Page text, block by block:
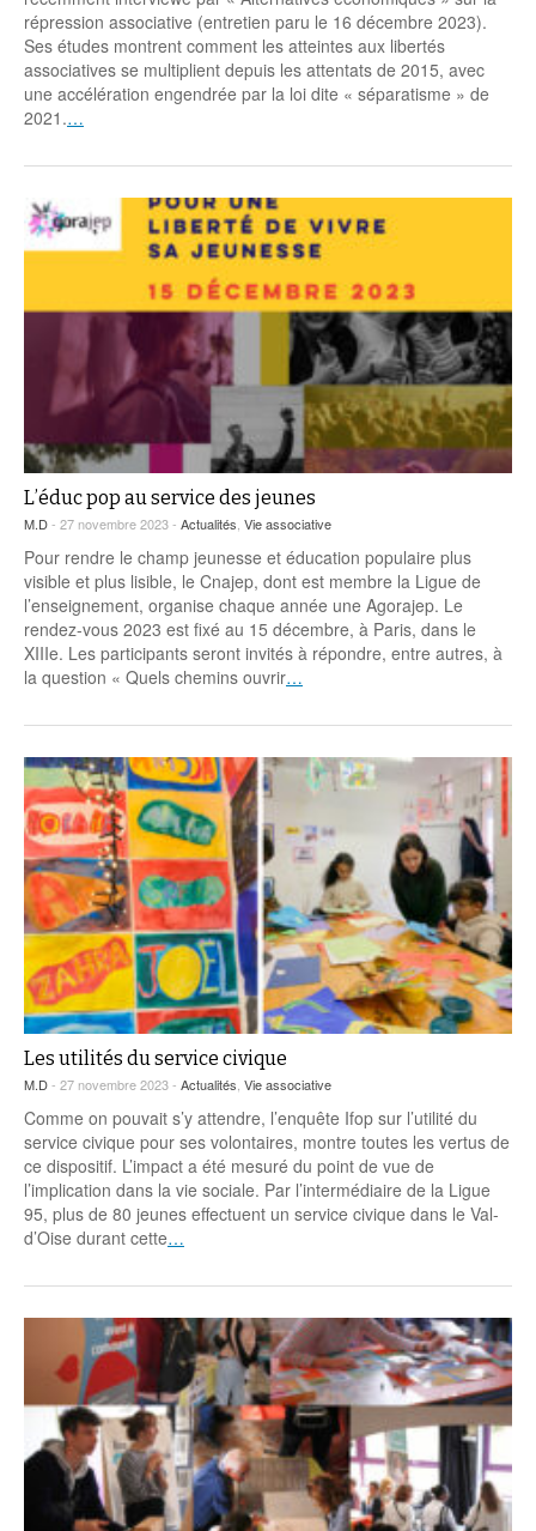
Malle pédagogique « Parcours d’exils
d’hier et d’aujourd’hui »
Espace bénévoles
Story play’r
La ligue 95 et Recyclivre
Education aux médias
Les veilleurs de l’info
Education verte
Formation Eco-délégué.es
Actualité Ecole
… Formations BAFD
Pour s’inscrire
Actualités loisirs
répression associative (entretien paru le 16 décembre 2023).
Ses études montrent comment les atteintes aux libertés
associatives se multiplient depuis les attentats de 2015, avec
une accélération engendrée par la loi dite « séparatisme » de
2021.…
L’éduc pop au service des jeunes
M.D- 27 novembre 2023 - Actualités Vie associative
Pour rendre le champ jeunesse et éducation populaire plus
visible et plus lisible, le Cnajep, dont est membre la Ligue de
l’enseignement, organise chaque année une Agorajep. Le
rendez-vous 2023 est fixé au 15 décembre, à Paris, dans le
XIIIe. Les participants seront invités à répondre, entre autres, à
la question « Quels chemins ouvrir…
Les utilités du service civique
M.D- 27 novembre 2023 - Actualités Vie associative
Comme on pouvait s’y attendre, l’enquête Ifop sur l’utilité du
service civique pour ses volontaires, montre toutes les vertus de
ce dispositif. L’impact a été mesuré du point de vue de
l’implication dans la vie sociale. Par l’intermédiaire de la Ligue
95, plus de 80 jeunes effectuent un service civique dans le Val-
d’Oise durant cette…